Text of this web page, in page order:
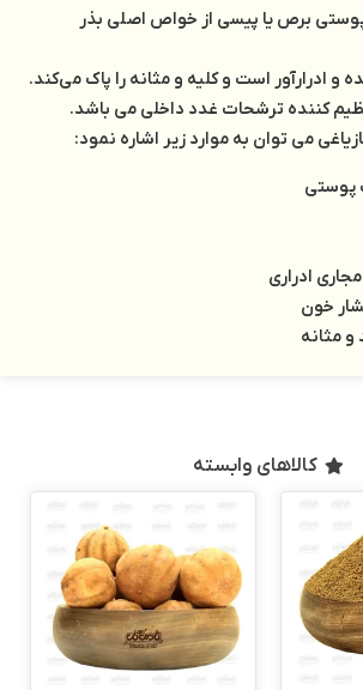
پوستی برص یا پیسی از خواص اصلی بذر
و ادرارآور است و کلیه و مثانه را پاک می‌کند.
کننده ترشحات غدد داخلی می باشد.
می توان به موارد زیر اشاره نمود:
پوستی
ادراری
خون
و مثانه
کالاهای وابسته